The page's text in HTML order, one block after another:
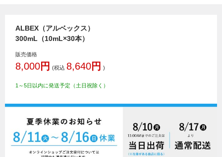
ALBEX（アルベックス）
300mL（10mL×30本）
販売価格
8,000円 (税込 8,640円 )
1～5日以内に発送予定（土日祝除く）